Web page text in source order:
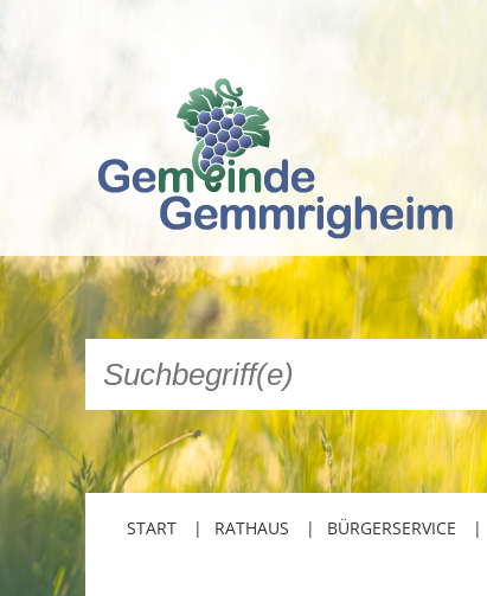
START RATHAUS BÜRGERSERVICE